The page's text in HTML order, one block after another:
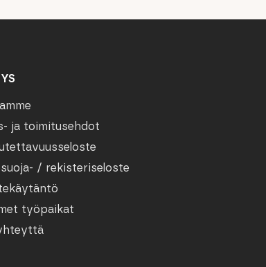
ja toimitusehdot
/ rekisteriseloste
työpaikat